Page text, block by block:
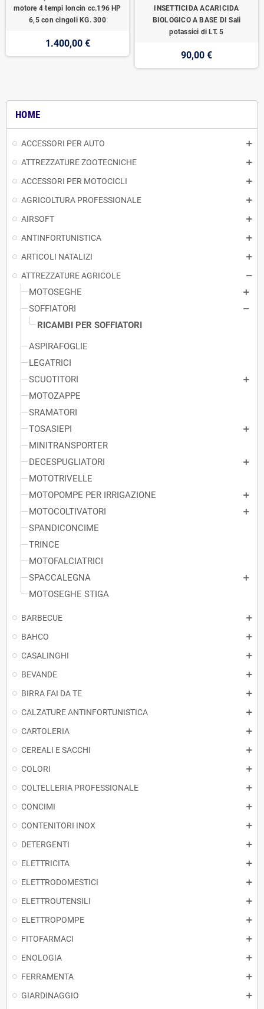
HOME
ACCESSORI PER AUTO
ATTREZZATURE ZOOTECNICHE
ACCESSORI PER MOTOCICLI
AGRICOLTURA PROFESSIONALE
AIRSOFT
ANTINFORTUNISTICA
ARTICOLI NATALIZI
ATTREZZATURE AGRICOLE
MOTOSEGHE
SOFFIATORI
RICAMBI PER SOFFIATORI
ASPIRAFOGLIE
LEGATRICI
SCUOTITORI
MOTOZAPPE
SRAMATORI
TOSASIEPI
MINITRANSPORTER
DECESPUGLIATORI
MOTOTRIVELLE
MOTOPOMPE PER IRRIGAZIONE
MOTOCOLTIVATORI
SPANDICONCIME
TRINCE
MOTOFALCIATRICI
SPACCALEGNA
MOTOSEGHE STIGA
BARBECUE
BAHCO
CASALINGHI
BEVANDE
BIRRA FAI DA TE
CALZATURE ANTINFORTUNISTICA
CARTOLERIA
CEREALI E SACCHI
COLORI
COLTELLERIA PROFESSIONALE
CONCIMI
CONTENITORI INOX
DETERGENTI
ELETTRICITA
ELETTRODOMESTICI
ELETTROUTENSILI
ELETTROPOMPE
FITOFARMACI
ENOLOGIA
FERRAMENTA
GIARDINAGGIO
motore 4 tempi loncin cc.196 HP
6,5 con cingoli KG. 300
1.400,00 €
INSETTICIDA ACARICIDA
BIOLOGICO A BASE DI Sali
potassici di LT. 5
90,00 €